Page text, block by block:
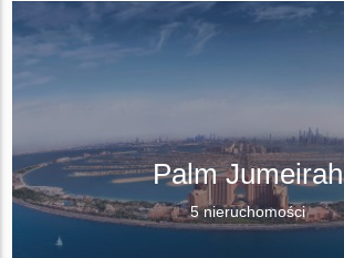
Palm Jumeirah
5 nieruchomości